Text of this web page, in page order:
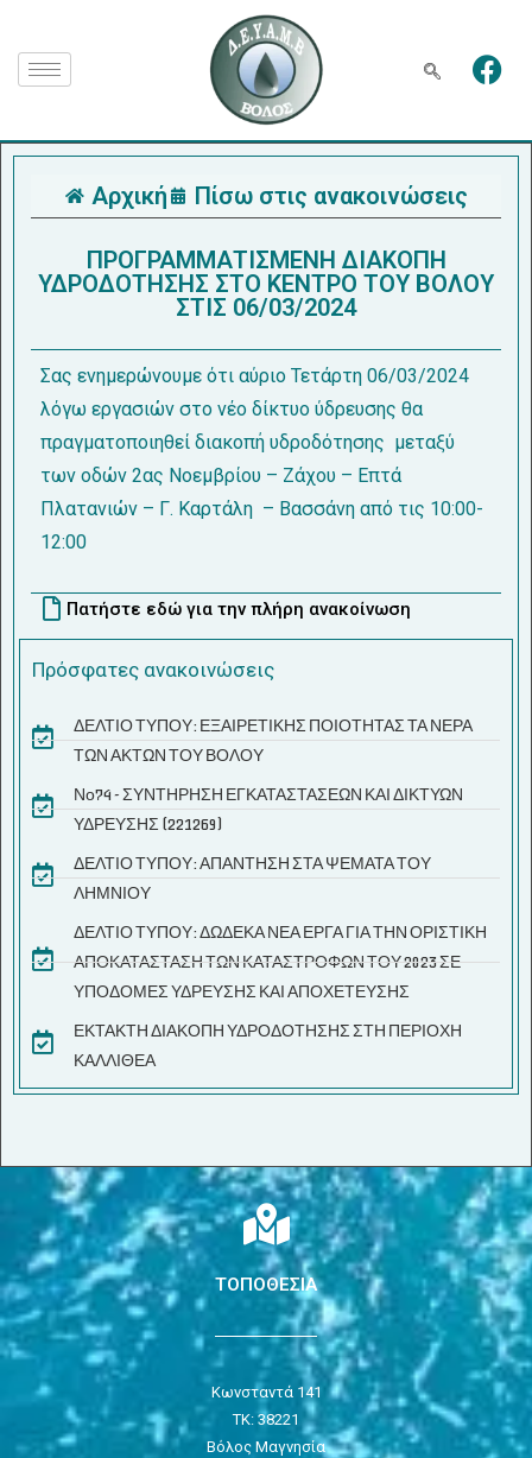
Αρχική Πίσω στις ανακοινώσεις
ΠΡΟΓΡΑΜΜΑΤΙΣΜΕΝΗ ΔΙΑΚΟΠΗ
ΥΔΡΟΔΟΤΗΣΗΣ ΣΤΟ ΚΕΝΤΡΟ ΤΟΥ ΒΟΛΟΥ
ΣΤΙΣ 06/03/2024
Σας ενημερώνουμε ότι αύριο Τετάρτη 06/03/2024
λόγω εργασιών στο νέο δίκτυο ύδρευσης θα
πραγματοποιηθεί διακοπή υδροδότησης μεταξύ
των οδών 2ας Νοεμβρίου – Ζάχου – Επτά
Πλατανιών – Γ. Καρτάλη – Βασσάνη από τις 10:00-
12:00
Πατήστε εδώ για την πλήρη ανακοίνωση
Πρόσφατες ανακοινώσεις
ΔΕΛΤΙΟ ΤΥΠΟΥ: ΕΞΑΙΡΕΤΙΚΗΣ ΠΟΙΟΤΗΤΑΣ ΤΑ ΝΕΡΑ
ΤΩΝ ΑΚΤΩΝ ΤΟΥ ΒΟΛΟΥ
Νο74 - ΣΥΝΤΗΡΗΣΗ ΕΓΚΑΤΑΣΤΑΣΕΩΝ ΚΑΙ ΔΙΚΤΥΩΝ
ΥΔΡΕΥΣΗΣ (221269)
ΔΕΛΤΙΟ ΤΥΠΟΥ: ΑΠΑΝΤΗΣΗ ΣΤΑ ΨΕΜΑΤΑ ΤΟΥ
ΛΗΜΝΙΟΥ
ΔΕΛΤΙΟ ΤΥΠΟΥ: ΔΩΔΕΚΑ ΝΕΑ ΕΡΓΑ ΓΙΑ ΤΗΝ ΟΡΙΣΤΙΚΗ
ΑΠΟΚΑΤΑΣΤΑΣΗ ΤΩΝ ΚΑΤΑΣΤΡΟΦΩΝ ΤΟΥ 2023 ΣΕ
ΥΠΟΔΟΜΕΣ ΥΔΡΕΥΣΗΣ ΚΑΙ ΑΠΟΧΕΤΕΥΣΗΣ
ΕΚΤΑΚΤΗ ΔΙΑΚΟΠΗ ΥΔΡΟΔΟΤΗΣΗΣ ΣΤΗ ΠΕΡΙΟΧΗ
ΚΑΛΛΙΘΕΑ
ΤΟΠΟΘΕΣΙΑ
Κωνσταντά 141
ΤΚ: 38221
Βόλος Μαγνησία